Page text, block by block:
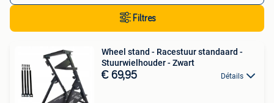
Filtres
Wheel stand - Racestuur standaard -
Stuurwielhouder - Zwart
€ 69,95 Détails